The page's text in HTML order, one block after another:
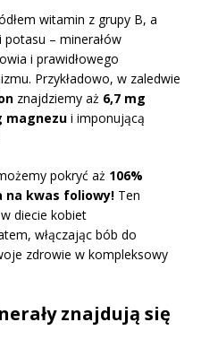
witamin z grupy B, a
– minerałów
i prawidłowego
Przykładowo, w zaledwie
znajdziemy aż 6,7 mg
magnezu i imponującą
pokryć aż 106%
na kwas foliowy! Ten
diecie kobiet
włączając bób do
zdrowie w kompleksowy
znajdują się